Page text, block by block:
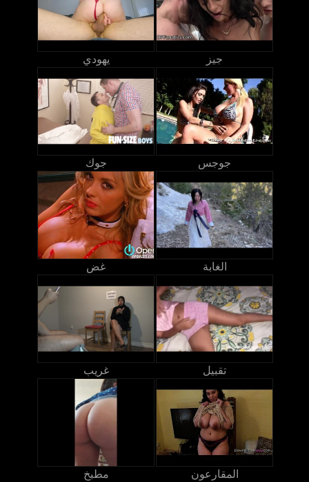
يهودي جيز
جوك جوجس
غض الغابة
غريب تقبيل
مطبخ المقارعون